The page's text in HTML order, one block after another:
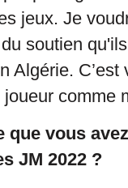
jeux. Je
soutien
Algérie. C’est
comme
que vous
JM 2022 ?